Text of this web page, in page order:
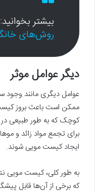
بیشتر بخوانید:
روش‌های
دیگر عوامل موثر
عوامل دیگری مانند وجود
ممکن است باعث بروز
کوچک که به طور طبیعی در
برای تجمع مواد زائد و
ایجاد کیست مویی شوند.
به طور کلی، کیست مویی
که برخی از آن‌ها قابل